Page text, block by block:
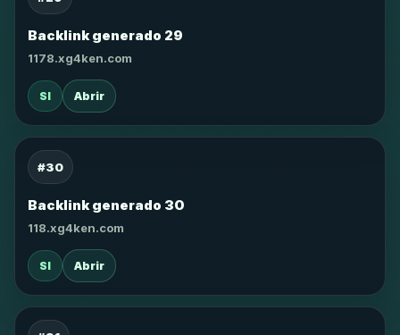
Backlink generado 29
1178.xg4ken.com
SI Abrir
#30
Backlink generado 30
118.xg4ken.com
SI Abrir